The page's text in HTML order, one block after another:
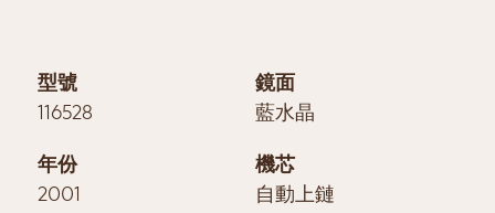
型號
116528
年份
2001
鏡面
藍水晶
機芯
自動上鏈